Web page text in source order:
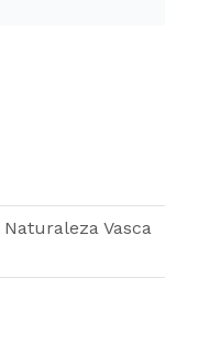
Vasca